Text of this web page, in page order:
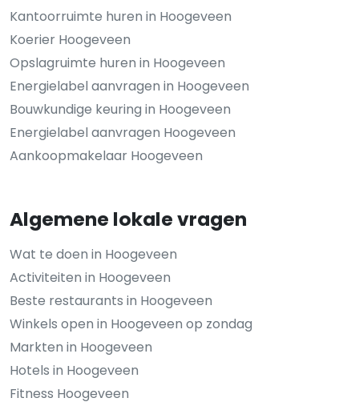
Kantoorruimte huren in Hoogeveen
Koerier Hoogeveen
Opslagruimte huren in Hoogeveen
Energielabel aanvragen in Hoogeveen
Bouwkundige keuring in Hoogeveen
Energielabel aanvragen Hoogeveen
Aankoopmakelaar Hoogeveen
Algemene lokale vragen
Wat te doen in Hoogeveen
Activiteiten in Hoogeveen
Beste restaurants in Hoogeveen
Winkels open in Hoogeveen op zondag
Markten in Hoogeveen
Hotels in Hoogeveen
Fitness Hoogeveen